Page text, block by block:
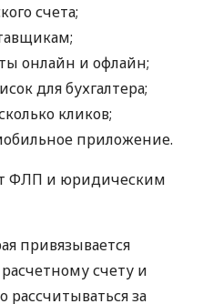
счета;
онлайн и офлайн;
для бухгалтера;
кликов;
приложение.
ФЛП и юридическим
привязывается
счету и
рассчитываться за